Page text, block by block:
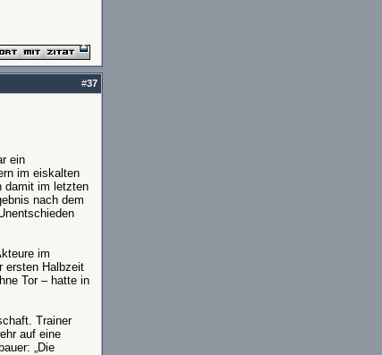
#37
ein
im eiskalten
damit im letzten
nach dem
im
ersten Halbzeit
Tor – hatte in
Trainer
auf eine
„Die